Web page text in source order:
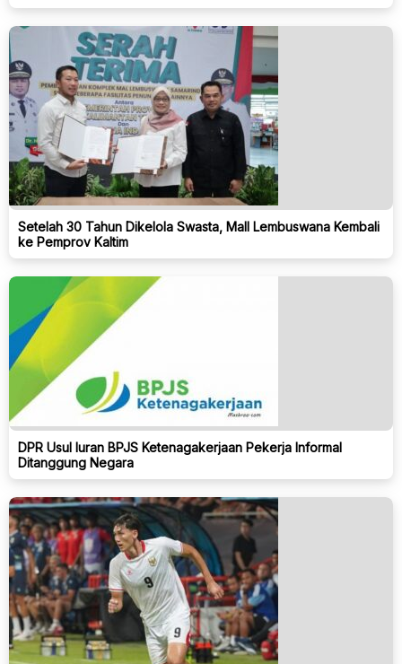
Setelah 30 Tahun Dikelola Swasta, Mall Lembuswana Kembali
ke Pemprov Kaltim
DPR Usul Iuran BPJS Ketenagakerjaan Pekerja Informal
Ditanggung Negara